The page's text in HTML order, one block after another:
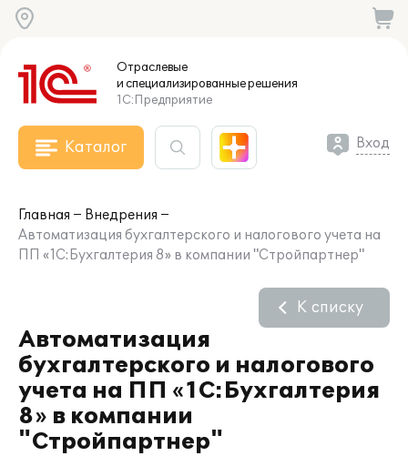
Отраслевые
и специализированныерешения
1С:Предприятие
Каталог Вход
Главная
Внедрения
Автоматизация бухгалтерского и налогового учета на
ПП «1С:Бухгалтерия 8» в компании "Стройпартнер"
Автоматизация
бухгалтерского и налогового
учета на ПП «1С:Бухгалтерия
8» в компании
"Стройпартнер"
К списку